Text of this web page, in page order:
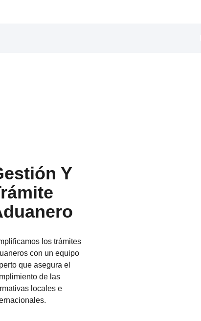
Y
los trámites
con un equipo
que asegura el
de las
locales e